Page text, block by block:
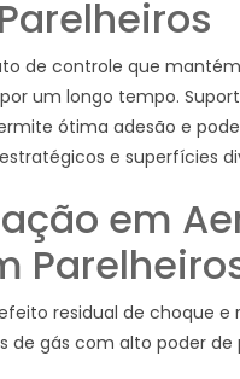
Parelheiros
de controle que
um longo tempo.
ótima adesão e
e superfícies
em
residual de choque e
de gás com alto poder de